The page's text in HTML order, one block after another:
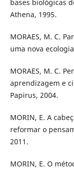
bases biológicas
Athena, 1995.
MORAES, M. C.
uma nova
MORAES, M. C.
aprendizagem e
Papirus, 2004.
MORIN, E. A
reformar o
2011.
MORIN, E. O